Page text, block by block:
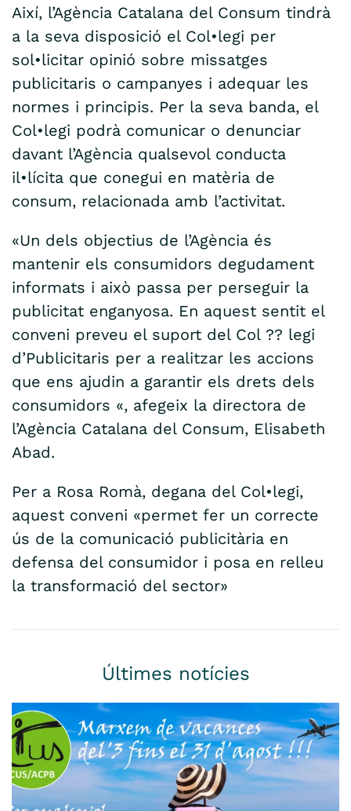
Així, l’Agència Catalana del Consum tindrà
a la seva disposició el Col•legi per
sol•licitar opinió sobre missatges
publicitaris o campanyes i adequar les
normes i principis. Per la seva banda, el
Col•legi podrà comunicar o denunciar
davant l’Agència qualsevol conducta
il•lícita que conegui en matèria de
consum, relacionada amb l’activitat.
«Un dels objectius de l’Agència és
mantenir els consumidors degudament
informats i això passa per perseguir la
publicitat enganyosa. En aquest sentit el
conveni preveu el suport del Col ?? legi
d’Publicitaris per a realitzar les accions
que ens ajudin a garantir els drets dels
consumidors «, afegeix la directora de
l’Agència Catalana del Consum, Elisabeth
Abad.
Per a Rosa Romà, degana del Col•legi,
aquest conveni «permet fer un correcte
ús de la comunicació publicitària en
defensa del consumidor i posa en relleu
la transformació del sector»
Últimes notícies